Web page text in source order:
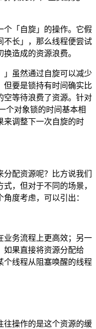
个「自旋」的操作。它假
不长」，那么线程便尝试
造成的资源浪费。
」虽然通过自旋可以减少
但要是锁持有时间确实比
空等待浪费了资源。针对
个对象锁的时间基本相
来调整下一次自旋的时
配资源呢？比方说我们
，但对于不同的场景，
度考虑，可以引出：
业务流程上更高效；另一
如果直接将资源分配给
个线程从阻塞唤醒的线程
往操作的是这个资源的缓